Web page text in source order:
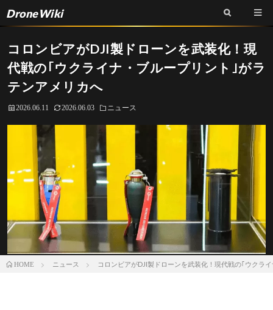
DroneWiki
コロンビアがDJI製ドローンを武装化！現
代戦の｢ウクライナ・ブループリント｣がラ
テンアメリカへ
2026.06.11 2026.06.03 ニュース
HOME ニュース コロンビアがDJI製ドローンを武装化！現代戦の｢ウクラ